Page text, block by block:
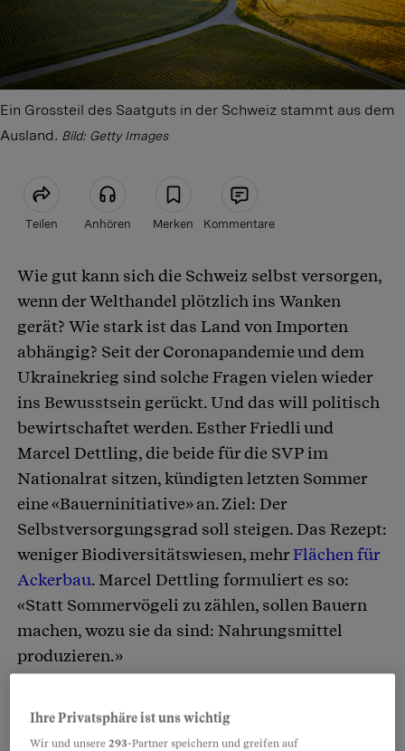
Ein Grossteil des Saatguts in der Schweiz stammt aus dem
Ausland. Bild: Getty Images
Teilen Anhören Merken Kommentare
Artikel teilen
Wie gut kann sich die Schweiz selbst versorgen,
wenn der Welthandel plötzlich ins Wanken
gerät? Wie stark ist das Land von Importen
abhängig? Seit der Coronapandemie und dem
Ukrainekrieg sind solche Fragen vielen wieder
ins Bewusstsein gerückt. Und das will politisch
bewirtschaftet werden. Esther Friedli und
Marcel Dettling, die beide für die SVP im
Nationalrat sitzen, kündigten letzten Sommer
eine «Bauerninitiative» an. Ziel: Der
Selbstversorgungsgrad soll steigen. Das Rezept:
weniger Biodiversitätswiesen, mehrFlächen für
Ackerbau. Marcel Dettling formuliert es so:
«Statt Sommervögeli zu zählen, sollen Bauern
machen, wozu sie da sind: Nahrungsmittel
produzieren.»
Partnerinhalte
Ihre Privatsphäre ist uns wichtig
Wir und unsere293-Partner speichern und greifen auf